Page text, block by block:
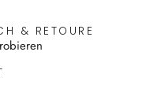
& RETOURE